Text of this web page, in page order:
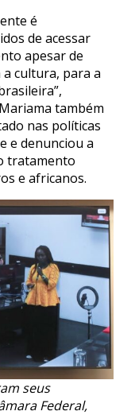
é
de acessar
apesar de
cultura, para a
também
nas políticas
e denunciou a
tratamento
e africanos.
seus
Federal,